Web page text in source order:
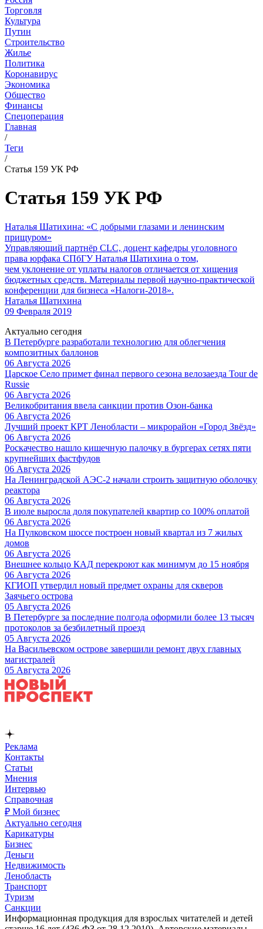
Торговля
Культура
Путин
Строительство
Жилье
Политика
Коронавирус
Экономика
Общество
Финансы
Спецоперация
Главная
/
Теги
/
Статья 159 УК РФ
Статья 159 УК РФ
Наталья Шатихина: «С добрыми глазами и ленинским
прищуром»
Управляющий партнёр CLC, доцент кафедры уголовного
права юрфака СПбГУ Наталья Шатихина о том,
чем уклонение от уплаты налогов отличается от хищения
бюджетных средств. Материалы первой научно-практической
конференции для бизнеса «Налоги-2018».
Наталья Шатихина
09 Февраля 2019
Актуально сегодня
В Петербурге разработали технологию для облегчения
композитных баллонов
06 Августа 2026
Царское Село примет финал первого сезона велозаезда Tour de
Russie
06 Августа 2026
Великобритания ввела санкции против Озон-банка
06 Августа 2026
Лучший проект КРТ Ленобласти – микрорайон «Город Звёзд»
06 Августа 2026
Роскачество нашло кишечную палочку в бургерах сетях пяти
крупнейших фастфудов
06 Августа 2026
На Ленинградской АЭС-2 начали строить защитную оболочку
реактора
06 Августа 2026
В июле выросла доля покупателей квартир со 100% оплатой
06 Августа 2026
На Пулковском шоссе построен новый квартал из 7 жилых
домов
06 Августа 2026
Внешнее кольцо КАД перекроют как минимум до 15 ноября
06 Августа 2026
КГИОП утвердил новый предмет охраны для скверов
Заячьего острова
05 Августа 2026
В Петербурге за последние полгода оформили более 13 тысяч
протоколов за безбилетный проезд
05 Августа 2026
На Васильевском острове завершили ремонт двух главных
магистралей
05 Августа 2026
Реклама
Контакты
Статьи
Мнения
Интервью
Справочная
₽ Мой бизнес
Актуально сегодня
Карикатуры
Бизнес
Деньги
Недвижимость
Ленобласть
Транспорт
Туризм
Санкции
Информационная продукция для взрослых читателей и детей